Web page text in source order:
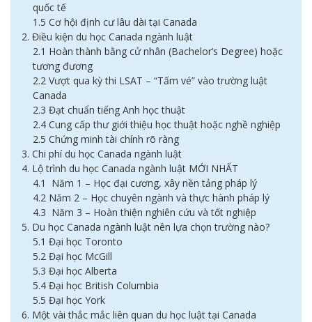
quốc tế
1.5 Cơ hội định cư lâu dài tại Canada
2. Điều kiện du học Canada ngành luật
2.1 Hoàn thành bằng cử nhân (Bachelor’s Degree) hoặc
tương đương
2.2 Vượt qua kỳ thi LSAT – “Tấm vé” vào trường luật
Canada
2.3 Đạt chuẩn tiếng Anh học thuật
2.4 Cung cấp thư giới thiệu học thuật hoặc nghề nghiệp
2.5 Chứng minh tài chính rõ ràng
3. Chi phí du học Canada ngành luật
4. Lộ trình du học Canada ngành luật MỚI NHẤT
4.1 Năm 1 – Học đại cương, xây nền tảng pháp lý
4.2 Năm 2 – Học chuyên ngành và thực hành pháp lý
4.3 Năm 3 – Hoàn thiện nghiên cứu và tốt nghiệp
5. Du học Canada ngành luật nên lựa chọn trường nào?
5.1 Đại học Toronto
5.2 Đại học McGill
5.3 Đại học Alberta
5.4 Đại học British Columbia
5.5 Đại học York
6. Một vài thắc mắc liên quan du học luật tại Canada